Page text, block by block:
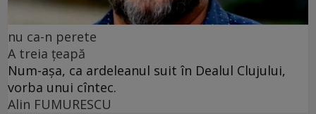
nu ca-n perete
A treia țeapă
Num-așa, ca ardeleanul suit în Dealul Clujului,
vorba unui cîntec.
Alin FUMURESCU